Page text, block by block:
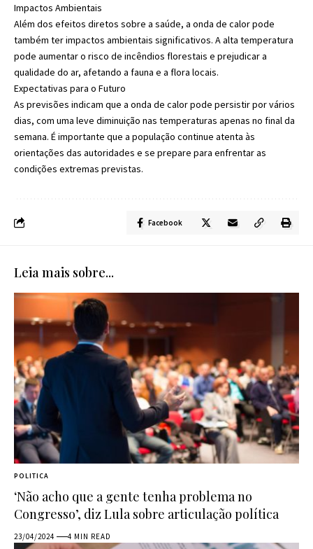
Impactos Ambientais
Além dos efeitos diretos sobre a saúde, a onda de calor pode
também ter impactos ambientais significativos. A alta temperatura
pode aumentar o risco de incêndios florestais e prejudicar a
qualidade do ar, afetando a fauna e a flora locais.
Expectativas para o Futuro
As previsões indicam que a onda de calor pode persistir por vários
dias, com uma leve diminuição nas temperaturas apenas no final da
semana. É importante que a população continue atenta às
orientações das autoridades e se prepare para enfrentar as
condições extremas previstas.
Facebook
Leia mais sobre...
POLITICA
‘Não acho que a gente tenha problema no
Congresso’, diz Lula sobre articulação política
23/04/2024 4 MIN READ